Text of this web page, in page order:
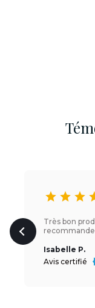
star star star
Très bon
Isabelle P.
Avis certifié